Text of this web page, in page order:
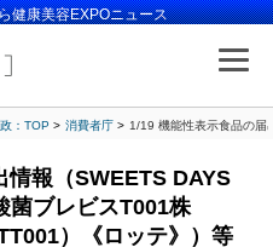
健康美容EXPOニュース
：TOP 消費者庁 1/19 機能性表示食品の
情報（SWEETS DAYS
菌ブレビスT001株
）《ロッテ》）等